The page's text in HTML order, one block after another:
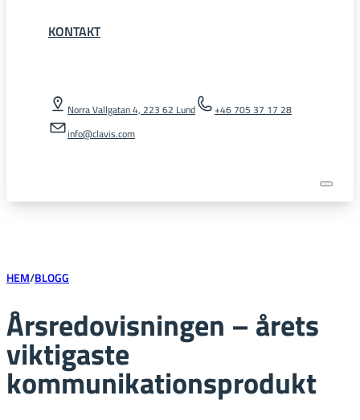
KONTAKT
Norra Vallgatan 4, 223 62 Lund
+46 705 37 17 28
info@clavis.com
HEM/BLOGG
Årsredovisningen – årets
viktigaste
kommunikationsprodukt